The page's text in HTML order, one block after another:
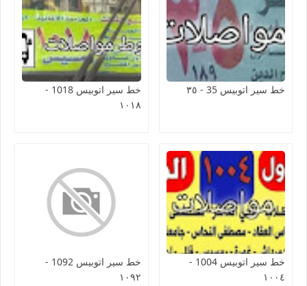
خط سير اتوبيس 35 - ٣٥
خط سير اتوبيس 1018 -
١٠١٨
خط سير اتوبيس 1004 -
١٠٠٤
خط سير اتوبيس 1092 -
١٠٩٢